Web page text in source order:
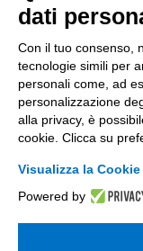
dati
Con il tuo consenso,
tecnologie simili per
personali come, ad
personalizzazione
alla privacy, è
cookie. Clicca su
Visualizza la
Powered by